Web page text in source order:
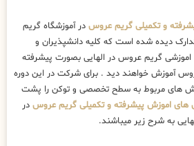
و تکمیلی گریم عروس در آموزشگاه گریم
دیده شده است که کلیه دانشپذیران و
اموزشی گریم عروس در الهایی بصورت پیشرفته
آموزش خواهند دید . برای شرکت در این دوره
های مربوط به سطح تخصصی و توکن را پشت
اموزش پیشرفته و تکمیلی گریم عروس در
به شرح زیر میباشند.